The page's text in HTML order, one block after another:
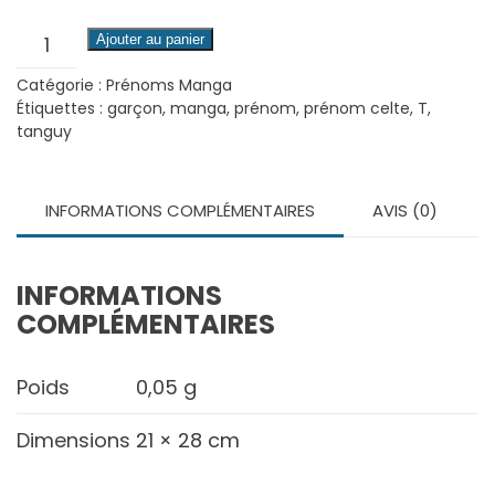
quantité
Tanguy
(Manga)
Ajouter au panier
Catégorie : Prénoms Manga
Étiquettes : garçon, manga, prénom, prénom celte, T,
tanguy
INFORMATIONS COMPLÉMENTAIRES AVIS (0)
INFORMATIONS
COMPLÉMENTAIRES
Poids
0,05 g
Dimensions 21 × 28 cm